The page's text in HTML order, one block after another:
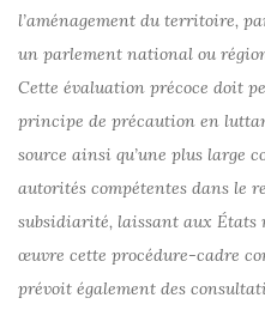
l’aménagement du territoire,
un parlement national ou
Cette évaluation précoce doit
principe de précaution en
source ainsi qu’une plus large
autorités compétentes dans le
subsidiarité, laissant aux États
œuvre cette procédure-cadre
prévoit également des